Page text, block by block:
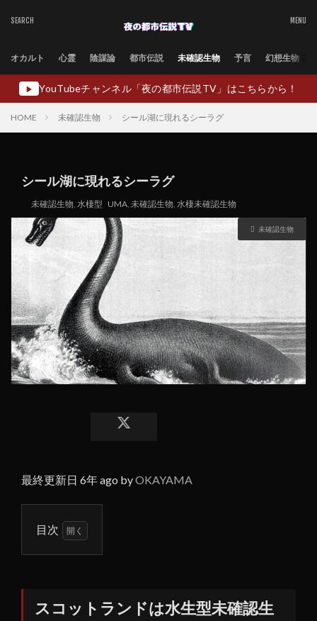
オカルト 心霊 陰謀論 都市伝説 未確認生物 予言 幻想生物
▶ YouTubeチャンネル「夜の都市伝説TV」はこちらから！
HOME 未確認生物 シール湖に現れるシーラグ
シール湖に現れるシーラグ
未確認生物, 水棲型 UMA, 未確認生物, 水棲未確認生物
未確認生物
最終更新日 6年 ago byOKAYAMA
目次
ドは
スコットランドは水生型未確認生